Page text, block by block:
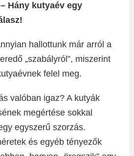
Hány kutyaév egy
hallottunk már arról a
„szabályról”, miszerint
felel meg.
valóban igaz? A kutyák
megértése sokkal
egyszerű szorzás.
és egyéb tényezők